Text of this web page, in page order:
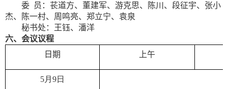
委 员 ： 苌道方、董建军、游克思、陈川、段征宇、张小
杰、陈一村、周鸣亮、郑立宁、袁泉
秘书处：王钰、潘洋
六、会议议程
日期 上午
5月 9日